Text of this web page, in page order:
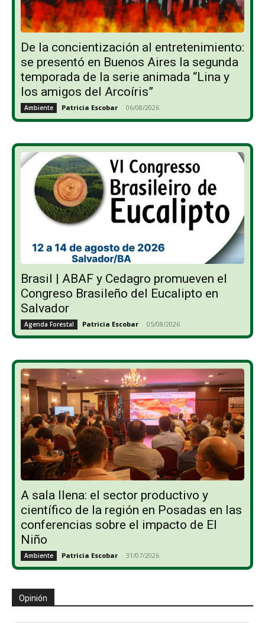
De la concientización al entretenimiento:
se presentó en Buenos Aires la segunda
temporada de la serie animada “Lina y
los amigos del Arcoíris”
Ambiente Patricia Escobar - 06/08/2026
Brasil | ABAF y Cedagro promueven el
Congreso Brasileño del Eucalipto en
Salvador
Agenda Forestal Patricia Escobar - 05/08/2026
A sala llena: el sector productivo y
científico de la región en Posadas en las
conferencias sobre el impacto de El
Niño
Ambiente Patricia Escobar - 31/07/2026
Opinión